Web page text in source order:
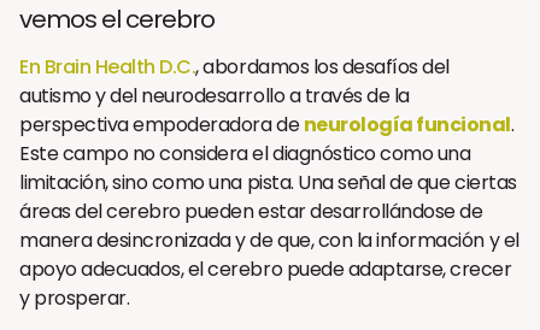
vemos el cerebro
En Brain Health D.C., abordamos los desafíos del
autismo y del neurodesarrollo a través de la
perspectiva empoderadora deneurología funcional.
Este campo no considera el diagnóstico como una
limitación, sino como una pista. Una señal de que ciertas
áreas del cerebro pueden estar desarrollándose de
manera desincronizada y de que, con la información y el
apoyo adecuados, el cerebro puede adaptarse, crecer
y prosperar.